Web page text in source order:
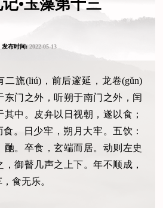
•玉藻第十三
发布时间:2022-05-13
二旒(liú)，前后邃延，龙卷(gǔn)
东门之外，听朔于南门之外，闰
其中。皮弁以日视朝，遂以食；
食。日少牢，朔月大牢。五饮：
酏。卒食，玄端而居。动则左史
御瞽几声之上下。年不顺成，
食无乐。